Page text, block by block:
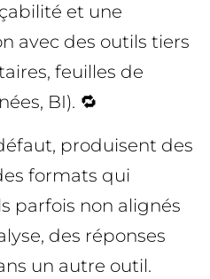
et une
avec des outils tiers
feuilles de
BI). 🔁
produisent des
formats qui
parfois non alignés
des réponses
un autre outil.